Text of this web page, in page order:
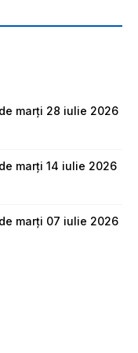
marți 28 iulie 2026
marți 14 iulie 2026
marți 07 iulie 2026